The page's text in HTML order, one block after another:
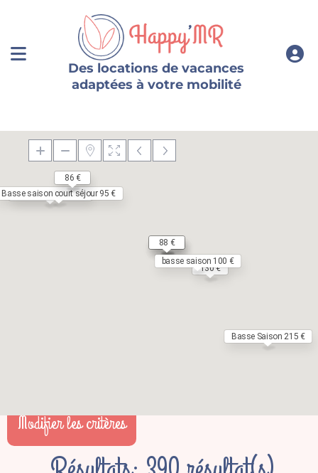
Des locations de vacances
adaptées à votre mobilité
905 €
Basse saison 83 €
Basse saison court séjour 95 €
130 €
175 €
175 €
88 €
88 €
80 €
86 €
basse saison 100 €
Basse Saison 215 €
Modifier les critères